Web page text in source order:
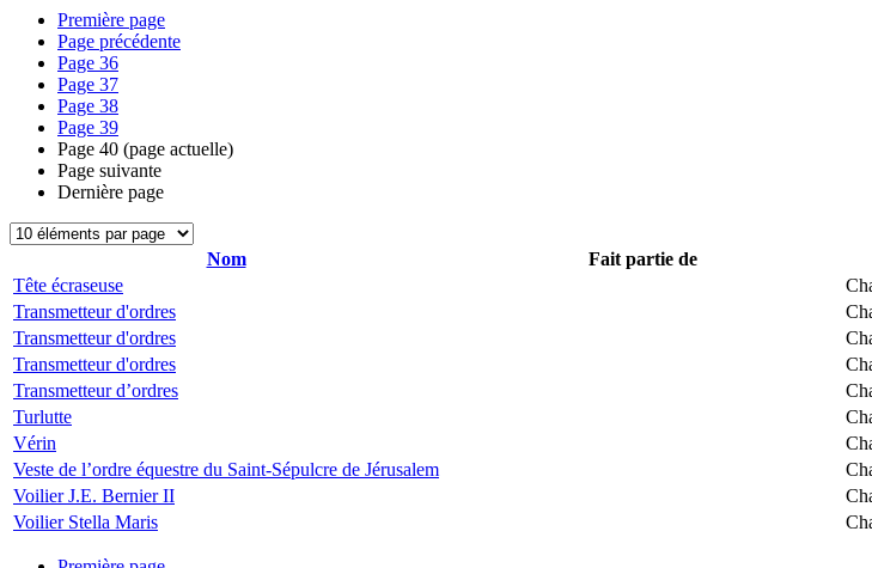
Première page
Page précédente
Page 36
Page 37
Page 38
Page 39
Page 40 (page actuelle)
Page suivante
Dernière page
Nom Fait partie de
Tête écraseuse
Transmetteur d'ordres
Transmetteur d'ordres
Transmetteur d'ordres
Transmetteur d’ordres
Turlutte
Vérin
Veste de l’ordre équestre du Saint-Sépulcre de Jérusalem
Voilier J.E. Bernier II
Voilier Stella Maris